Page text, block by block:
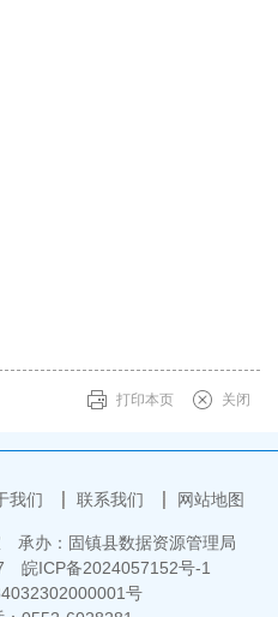
打印本页 关闭
我们 联系我们 网站地图
承办：固镇县数据资源管理局
皖ICP备2024057152号-1
号